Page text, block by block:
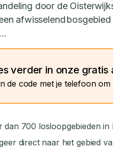
door de
afwisselend
verder in onze gratis
de code met je telefoon
dan 700 losloopgebieden in
direct naar het gebied